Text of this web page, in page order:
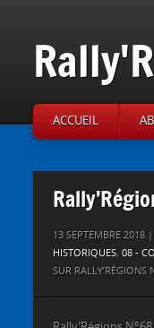
ACCUEIL
13 SEPTEMBRE 2018
HISTORIQUES, 08 -
SUR RALLY’RÉGIONS